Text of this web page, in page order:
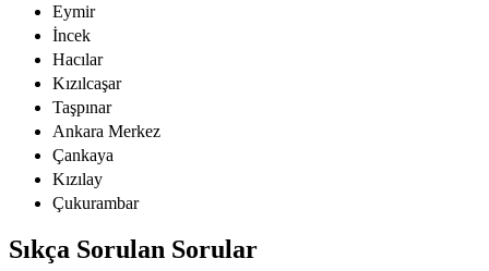
Eymir
İncek
Hacılar
Kızılcaşar
Taşpınar
Ankara Merkez
Çankaya
Kızılay
Çukurambar
Sıkça Sorulan Sorular